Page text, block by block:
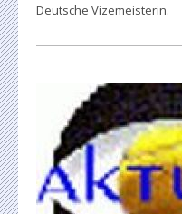
Deutsche Vizemeisterin.